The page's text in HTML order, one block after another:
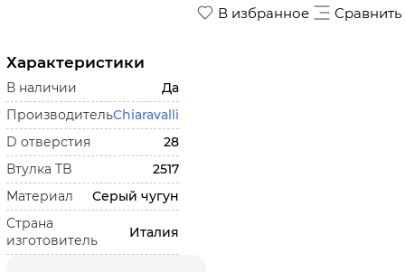
В избранное Сравнить
Характеристики
В наличии
Да
ПроизводительChiaravalli
D отверстия
28
Втулка TB
2517
Материал
Серый чугун
Страна
изготовитель
Италия